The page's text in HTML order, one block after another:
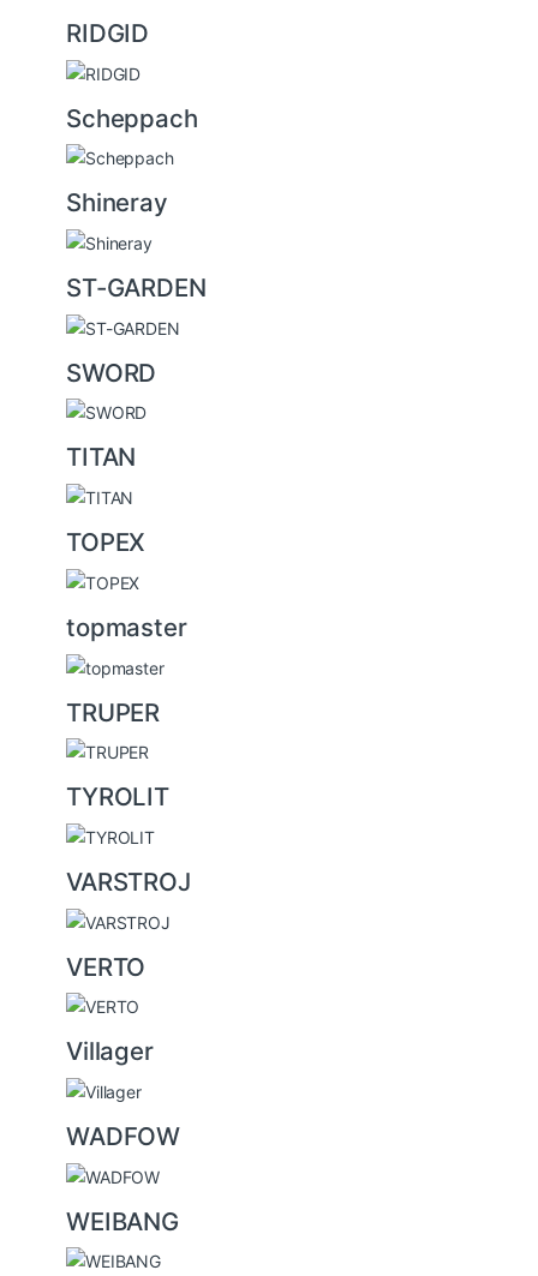
RIDGID
Scheppach
Shineray
ST-GARDEN
SWORD
TITAN
TOPEX
topmaster
TRUPER
TYROLIT
VARSTROJ
VERTO
Villager
WADFOW
WEIBANG